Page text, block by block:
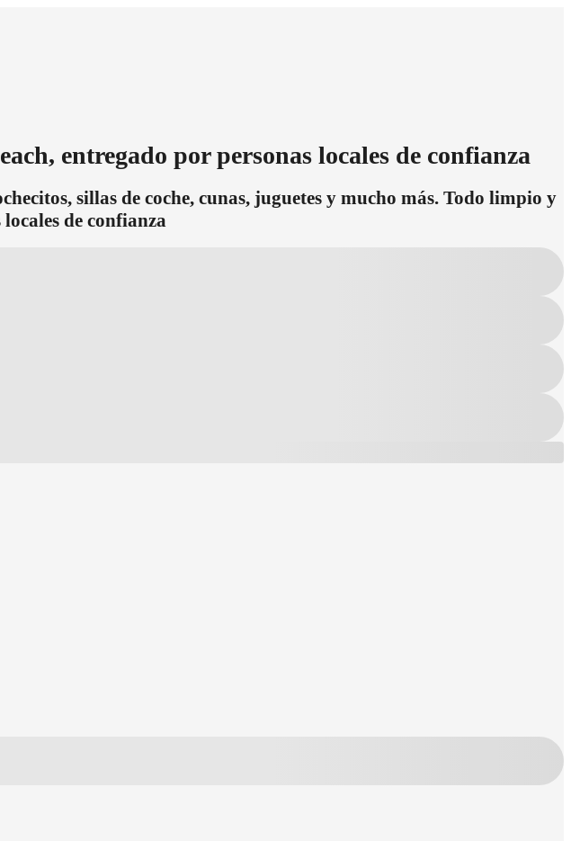
entregado por personas locales de confianza
sillas de coche, cunas, juguetes y mucho más. Todo limpio y
de confianza